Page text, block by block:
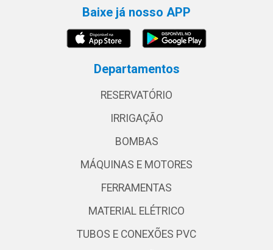
Baixe já nosso APP
Departamentos
RESERVATÓRIO
IRRIGAÇÃO
BOMBAS
MÁQUINAS E MOTORES
FERRAMENTAS
MATERIAL ELÉTRICO
TUBOS E CONEXÕES PVC